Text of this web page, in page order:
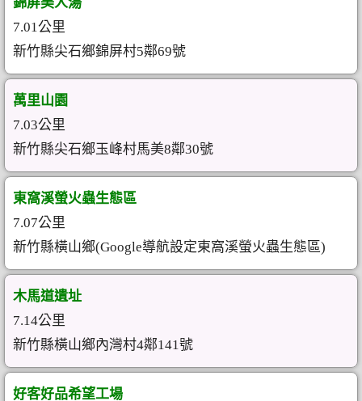
7.01公里
新竹縣尖石鄉錦屏村5鄰69號
萬里山園
7.03公里
新竹縣尖石鄉玉峰村馬美8鄰30號
東窩溪螢火蟲生態區
7.07公里
新竹縣橫山鄉(Google導航設定東窩溪螢火蟲生態區)
木馬道遺址
7.14公里
新竹縣橫山鄉內灣村4鄰141號
好客好品希望工場